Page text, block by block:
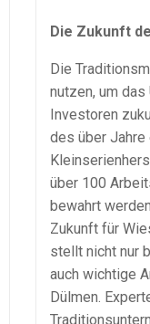
Die Zukunft
Die
nutzen, um
Investoren
des über
über 100
bewahrt
Zukunft für
stellt nicht nur
auch wichtige
Dülmen.